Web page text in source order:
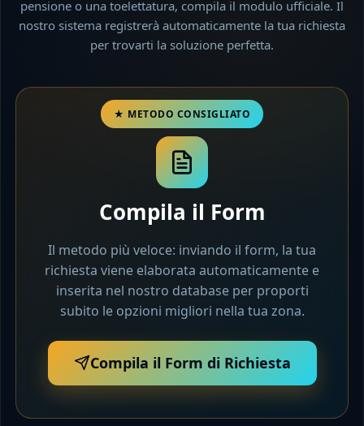
pensione o una toelettatura, compila il modulo ufficiale. Il
nostro sistema registrerà automaticamente la tua richiesta
per trovarti la soluzione perfetta.
Compila il Form
Il metodo più veloce: inviando il form, la tua
richiesta viene elaborata automaticamente e
inserita nel nostro database per proporti
subito le opzioni migliori nella tua zona.
Compila il Form di Richiesta